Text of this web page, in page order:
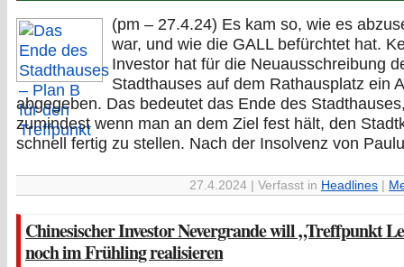
(pm – 27.4.24) Es kam so, wie es
war, und wie die GALL befürchtet hat.
Investor hat für die Neuausschreibung
Stadthauses auf dem Rathausplatz ein
abgegeben. Das bedeutet das Ende des
zumindest wenn man an dem Ziel fest hält, den
schnell fertig zu stellen. Nach der Insolvenz von
27.4.2024 | Verfasst in Headlines
Chinesischer Investor Nevergrande will „Treffpunkt
noch im Frühling realisieren